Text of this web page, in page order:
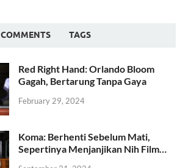
COMMENTS TAGS
Red Right Hand: Orlando Bloom
Gagah, Bertarung Tanpa Gaya
February 29, 2024
Koma: Berhenti Sebelum Mati,
Sepertinya Menjanjikan Nih Film…